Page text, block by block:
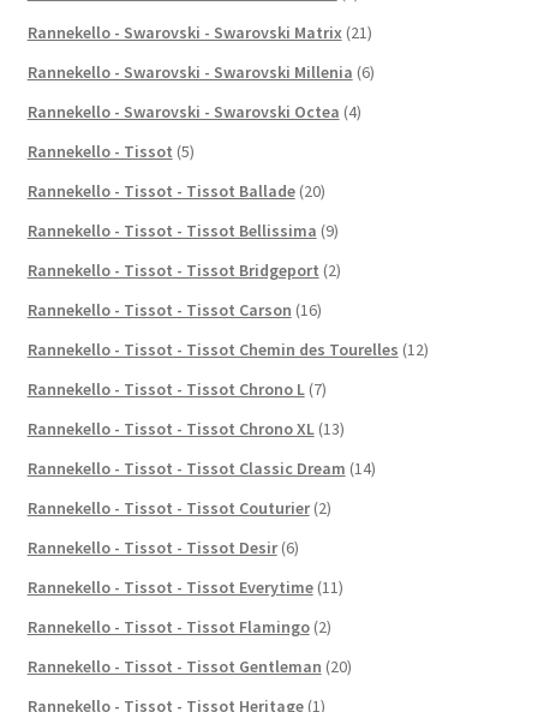
Rannekello - Swarovski - Swarovski Matrix (21)
Rannekello - Swarovski - Swarovski Millenia (6)
Rannekello - Swarovski - Swarovski Octea (4)
Rannekello - Tissot (5)
Rannekello - Tissot - Tissot Ballade (20)
Rannekello - Tissot - Tissot Bellissima (9)
Rannekello - Tissot - Tissot Bridgeport (2)
Rannekello - Tissot - Tissot Carson (16)
Rannekello - Tissot - Tissot Chemin des Tourelles (12)
Rannekello - Tissot - Tissot Chrono L (7)
Rannekello - Tissot - Tissot Chrono XL (13)
Rannekello - Tissot - Tissot Classic Dream (14)
Rannekello - Tissot - Tissot Couturier (2)
Rannekello - Tissot - Tissot Desir (6)
Rannekello - Tissot - Tissot Everytime (11)
Rannekello - Tissot - Tissot Flamingo (2)
Rannekello - Tissot - Tissot Gentleman (20)
Rannekello - Tissot - Tissot Heritage (1)